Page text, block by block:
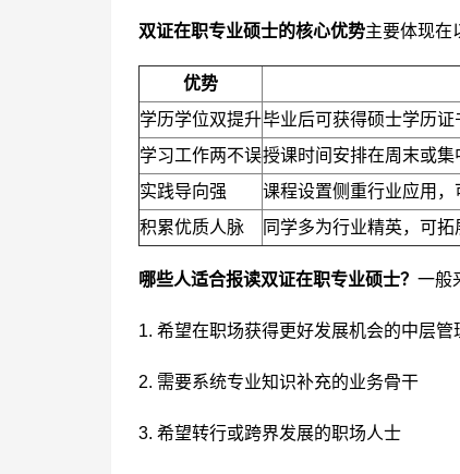
双证在职专业硕士的核心优势主要体现在
优势
学历学位双提升毕业后可获得硕士学历
学习工作两不误授课时间安排在周末或
实践导向强
课程设置侧重行业应用
积累优质人脉
同学多为行业精英，可
哪些人适合报读双证在职专业硕士？ 一般
1. 希望在职场获得更好发展机会的中层管
2. 需要系统专业知识补充的业务骨干
3. 希望转行或跨界发展的职场人士